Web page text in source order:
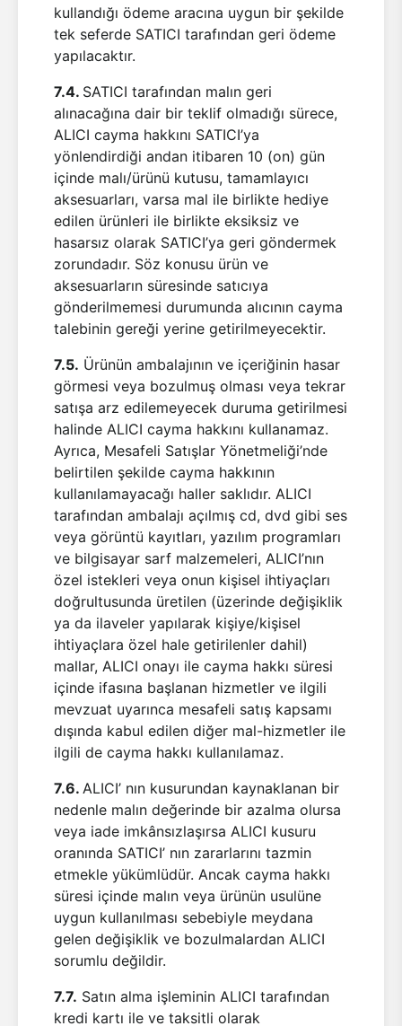
kullandığı ödeme aracına uygun bir şekilde
tek seferde SATICI tarafından geri ödeme
yapılacaktır.
7.4. SATICI tarafından malın geri
alınacağına dair bir teklif olmadığı sürece,
ALICI cayma hakkını SATICI’ya
yönlendirdiği andan itibaren 10 (on) gün
içinde malı/ürünü kutusu, tamamlayıcı
aksesuarları, varsa mal ile birlikte hediye
edilen ürünleri ile birlikte eksiksiz ve
hasarsız olarak SATICI’ya geri göndermek
zorundadır. Söz konusu ürün ve
aksesuarların süresinde satıcıya
gönderilmemesi durumunda alıcının cayma
talebinin gereği yerine getirilmeyecektir.
7.5. Ürünün ambalajının ve içeriğinin hasar
görmesi veya bozulmuş olması veya tekrar
satışa arz edilemeyecek duruma getirilmesi
halinde ALICI cayma hakkını kullanamaz.
Ayrıca, Mesafeli Satışlar Yönetmeliği’nde
belirtilen şekilde cayma hakkının
kullanılamayacağı haller saklıdır. ALICI
tarafından ambalajı açılmış cd, dvd gibi ses
veya görüntü kayıtları, yazılım programları
ve bilgisayar sarf malzemeleri, ALICI’nın
özel istekleri veya onun kişisel ihtiyaçları
doğrultusunda üretilen (üzerinde değişiklik
ya da ilaveler yapılarak kişiye/kişisel
ihtiyaçlara özel hale getirilenler dahil)
mallar, ALICI onayı ile cayma hakkı süresi
içinde ifasına başlanan hizmetler ve ilgili
mevzuat uyarınca mesafeli satış kapsamı
dışında kabul edilen diğer mal-hizmetler ile
ilgili de cayma hakkı kullanılamaz.
7.6. ALICI’ nın kusurundan kaynaklanan bir
nedenle malın değerinde bir azalma olursa
veya iade imkânsızlaşırsa ALICI kusuru
oranında SATICI’ nın zararlarını tazmin
etmekle yükümlüdür. Ancak cayma hakkı
süresi içinde malın veya ürünün usulüne
uygun kullanılması sebebiyle meydana
gelen değişiklik ve bozulmalardan ALICI
sorumlu değildir.
7.7. Satın alma işleminin ALICI tarafından
kredi kartı ile ve taksitli olarak